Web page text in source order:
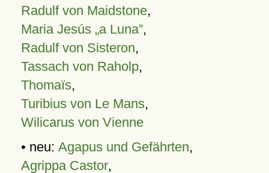
Radulf von Maidstone,
Maria Jesús „a Luna”,
Radulf von Sisteron,
Tassach von Raholp,
Thomaïs,
Turibius von Le Mans,
Wilicarus von Vienne
• neu: Agapus und Gefährten,
Agrippa Castor,